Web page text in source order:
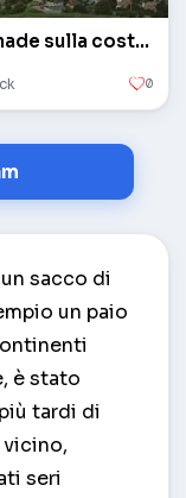
Esplanade sulla costa della baia di Clyde
0
sacco di
un paio
è stato
tardi di
vicino,
seri